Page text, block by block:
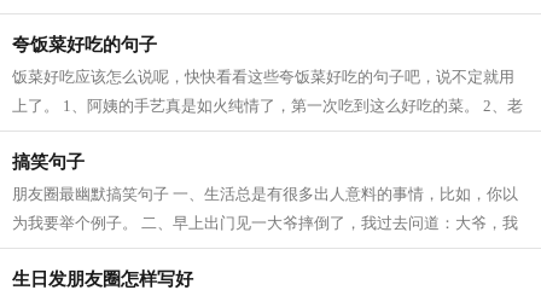
二、现在不玩命，将来命玩你。比你差...
夸饭菜好吃的句子
饭菜好吃应该怎么说呢，快快看看这些夸饭菜好吃的句子吧，说不定就用
上了。 1、阿姨的手艺真是如火纯情了，第一次吃到这么好吃的菜。 2、老
妈今天这个鱼头汤做得真不错，味道鲜...
搞笑句子
朋友圈最幽默搞笑句子 一、生活总是有很多出人意料的事情，比如，你以
为我要举个例子。 二、早上出门见一大爷摔倒了，我过去问道：大爷，我
一月工资2500块钱，能扶你起来么？大...
生日发朋友圈怎样写好